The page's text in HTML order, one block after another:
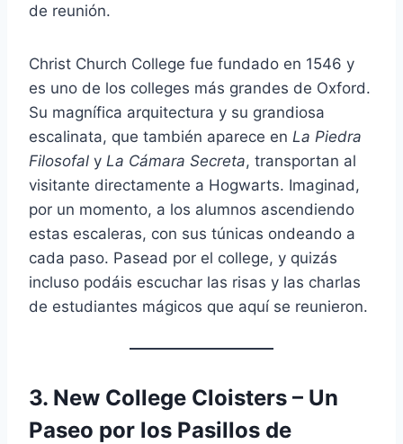
de reunión.
Christ Church College fue fundado en 1546 y
es uno de los colleges más grandes de Oxford.
Su magnífica arquitectura y su grandiosa
escalinata, que también aparece en La Piedra
Filosofal y La Cámara Secreta, transportan al
visitante directamente a Hogwarts. Imaginad,
por un momento, a los alumnos ascendiendo
estas escaleras, con sus túnicas ondeando a
cada paso. Pasead por el college, y quizás
incluso podáis escuchar las risas y las charlas
de estudiantes mágicos que aquí se reunieron.
3. New College Cloisters – Un
Paseo por los Pasillos de